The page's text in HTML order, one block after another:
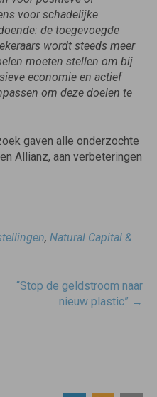
voor schadelijke
de toegevoegde
wordt steeds meer
moeten stellen om bij
economie en actief
om deze doelen te
gaven alle onderzochte
Allianz, aan verbeteringen
, Natural Capital &
“Stop de geldstroom naar
nieuw plastic” →